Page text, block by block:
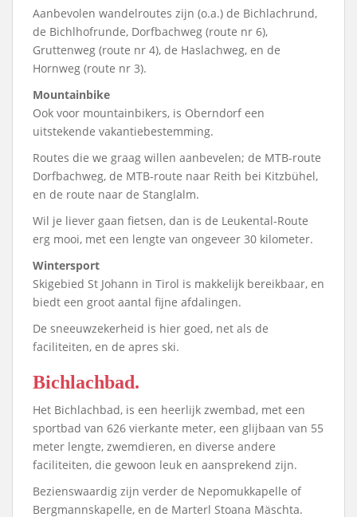
Aanbevolen wandelroutes zijn (o.a.) de Bichlachrund,
de Bichlhofrunde, Dorfbachweg (route nr 6),
Gruttenweg (route nr 4), de Haslachweg, en de
Hornweg (route nr 3).
Mountainbike
Ook voor mountainbikers, is Oberndorf een
uitstekende vakantiebestemming.
Routes die we graag willen aanbevelen; de MTB-route
Dorfbachweg, de MTB-route naar Reith bei Kitzbühel,
en de route naar de Stanglalm.
Wil je liever gaan fietsen, dan is de Leukental-Route
erg mooi, met een lengte van ongeveer 30 kilometer.
Wintersport
Skigebied St Johann in Tirol is makkelijk bereikbaar, en
biedt een groot aantal fijne afdalingen.
De sneeuwzekerheid is hier goed, net als de
faciliteiten, en de apres ski.
Bichlachbad.
Het Bichlachbad, is een heerlijk zwembad, met een
sportbad van 626 vierkante meter, een glijbaan van 55
meter lengte, zwemdieren, en diverse andere
faciliteiten, die gewoon leuk en aansprekend zijn.
Bezienswaardig zijn verder de Nepomukkapelle of
Bergmannskapelle, en de Marterl Stoana Mäschta.